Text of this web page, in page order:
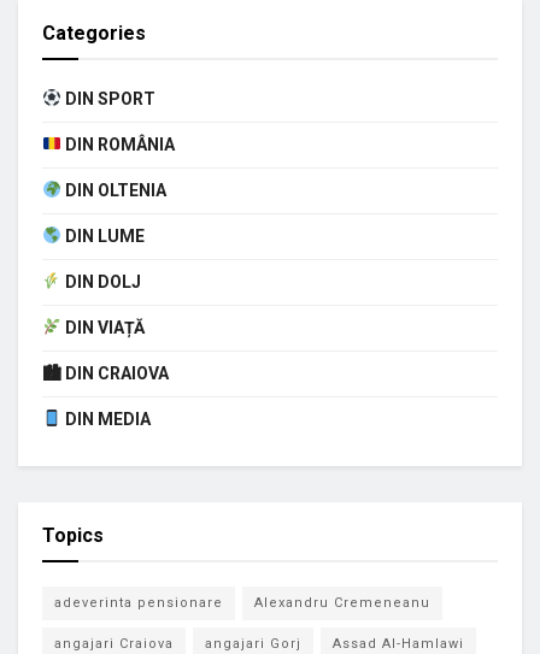
Categories
DIN SPORT
DIN ROMÂNIA
DIN OLTENIA
DIN LUME
DIN DOLJ
DIN VIAȚĂ
🏙 DIN CRAIOVA
DIN MEDIA
Topics
adeverinta pensionare Alexandru Cremeneanu
angajari Craiova angajari Gorj Assad Al-Hamlawi